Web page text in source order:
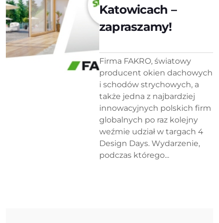
Katowicach –
zapraszamy!
Firma FAKRO, światowy
producent okien dachowych
i schodów strychowych, a
także jedna z najbardziej
innowacyjnych polskich firm
globalnych po raz kolejny
weźmie udział w targach 4
Design Days. Wydarzenie,
podczas którego...